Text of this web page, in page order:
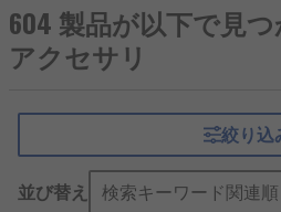
これには、電源の接続を安定さ
ルタ、設置の利便性を向上させ
目的としたカバーなどが含まれ
活用されています。
電源アクセサリの仕
604 製品が以下で見
アクセサリ
絞り込
並び替え 検索キーワード関連順